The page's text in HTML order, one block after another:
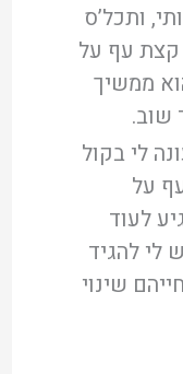
ותכל’ס
קצת עף על
ממשיך
שוב.
לי בקול
על
לעוד
לי להגיד
שינוי